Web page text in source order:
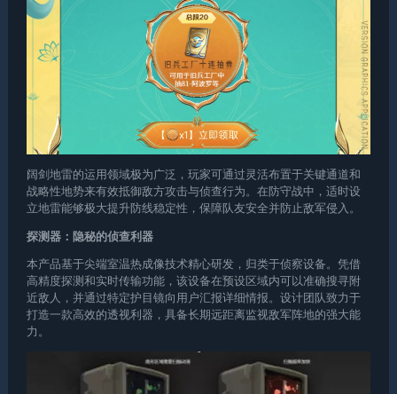
阔剑地雷的运用领域极为广泛，玩家可通过灵活布置于关键通道和
战略性地势来有效抵御敌方攻击与侦查行为。在防守战中，适时设
立地雷能够极大提升防线稳定性，保障队友安全并防止敌军侵入。
探测器：隐秘的侦查利器
本产品基于尖端室温热成像技术精心研发，归类于侦察设备。凭借
高精度探测和实时传输功能，该设备在预设区域内可以准确搜寻附
近敌人，并通过特定护目镜向用户汇报详细情报。设计团队致力于
打造一款高效的透视利器，具备长期远距离监视敌军阵地的强大能
力。